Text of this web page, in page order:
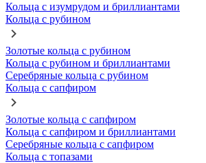
Кольца с изумрудом и бриллиантами
Кольца с рубином
Золотые кольца с рубином
Кольца с рубином и бриллиантами
Серебряные кольца с рубином
Кольца с сапфиром
Золотые кольца с сапфиром
Кольца с сапфиром и бриллиантами
Серебряные кольца с сапфиром
Кольца с топазами